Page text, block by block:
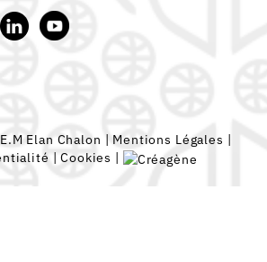
Elan Chalon | Mentions Légales |
|Cookies |